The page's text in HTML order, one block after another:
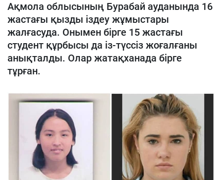
Ақмола облысының Бурабай ауданында 16
жастағы қызды іздеу жұмыстары
жалғасуда. Онымен бірге 15 жастағы
студент құрбысы да із-түссіз жоғалғаны
анықталды. Олар жатақханада бірге
тұрған.